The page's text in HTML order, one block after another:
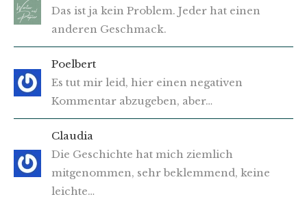
Das ist ja kein Problem. Jeder hat einen
anderen Geschmack.
Poelbert
Es tut mir leid, hier einen negativen
Kommentar abzugeben, aber…
Claudia
Die Geschichte hat mich ziemlich
mitgenommen, sehr beklemmend, keine
leichte…